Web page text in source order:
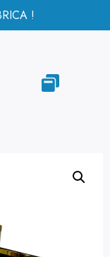
!